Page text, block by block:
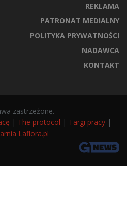
REKLAMA
PATRONAT MEDIALNY
POLITYKA PRYWATNOŚCI
NADAWCA
KONTAKT
zastrzeżone.
| The protocol | Targi pracy |
Laflora.pl